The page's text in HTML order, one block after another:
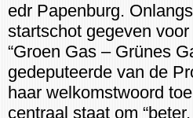
edr Papenburg.
startschot gegeven
“Groen Gas – Grünes
gedeputeerde van de
haar welkomstwoord
centraal staat om